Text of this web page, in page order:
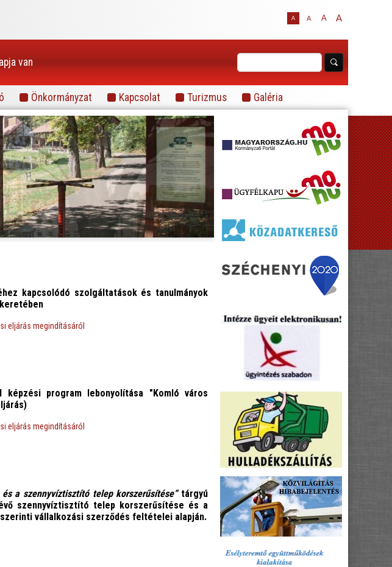
A A A A
van
Önkormányzat Kapcsolat Turizmus
Galéria
kapcsolódó szolgáltatások és tanulmányok
eljárás megindításáról
képzési program lebonyolítása "Komló város
eljárás megindításáról
a szennyvíztisztító telep korszerűsítése” tárgyú
szennyvíztisztító telep korszerűsítése és a
vállalkozási szerződés feltételei alapján.